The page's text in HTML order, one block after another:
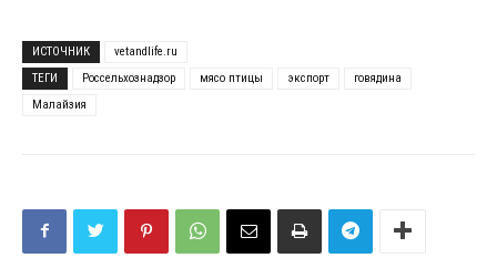
ИСТОЧНИК
vetandlife.ru
ТЕГИ
Россельхознадзор мясо птицы экспорт
говядина
Малайзия